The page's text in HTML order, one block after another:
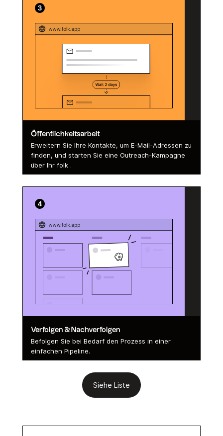
Öffentlichkeitsarbeit
Erweitern Sie Ihre Kontakte, um E-Mail-Adressen zu
finden, und starten Sie eine Outreach-Kampagne
über Ihr folk .
Verfolgen & Nachverfolgen
Befolgen Sie bei Bedarf den Prozess in einer
einfachen Pipeline.
Siehe Liste